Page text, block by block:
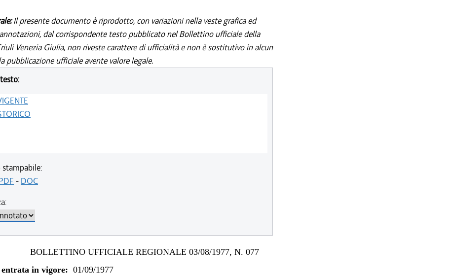
Il presente documento è riprodotto, con variazioni nella veste grafica ed
dal corrispondente testo pubblicato nel Bollettino ufficiale della
Venezia Giulia, non riveste carattere di ufficialità e non è sostitutivo in alcun
pubblicazione ufficiale avente valore legale.
stampabile:
- DOC
BOLLETTINO UFFICIALE REGIONALE 03/08/1977, N. 077
in vigore: 01/09/1977